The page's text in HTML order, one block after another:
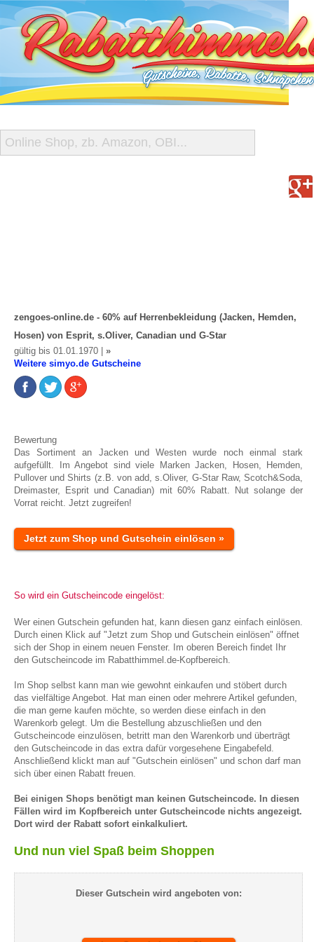
zengoes-online.de - 60% auf Herrenbekleidung (Jacken, Hemden,
Hosen) von Esprit, s.Oliver, Canadian und G-Star
gültig bis 01.01.1970 | »
Weitere simyo.de Gutscheine
Bewertung
Das Sortiment an Jacken und Westen wurde noch einmal stark
aufgefüllt. Im Angebot sind viele Marken Jacken, Hosen, Hemden,
Pullover und Shirts (z.B. von add, s.Oliver, G-Star Raw, Scotch&Soda,
Dreimaster, Esprit und Canadian) mit 60% Rabatt. Nut solange der
Vorrat reicht. Jetzt zugreifen!
Jetzt zum Shop und Gutschein einlösen »
So wird ein Gutscheincode eingelöst:
Wer einen Gutschein gefunden hat, kann diesen ganz einfach einlösen.
Durch einen Klick auf "Jetzt zum Shop und Gutschein einlösen" öffnet
sich der Shop in einem neuen Fenster. Im oberen Bereich findet Ihr
den Gutscheincode im Rabatthimmel.de-Kopfbereich.
Im Shop selbst kann man wie gewohnt einkaufen und stöbert durch
das vielfältige Angebot. Hat man einen oder mehrere Artikel gefunden,
die man gerne kaufen möchte, so werden diese einfach in den
Warenkorb gelegt. Um die Bestellung abzuschließen und den
Gutscheincode einzulösen, betritt man den Warenkorb und überträgt
den Gutscheincode in das extra dafür vorgesehene Eingabefeld.
Anschließend klickt man auf "Gutschein einlösen" und schon darf man
sich über einen Rabatt freuen.
Bei einigen Shops benötigt man keinen Gutscheincode. In diesen
Fällen wird im Kopfbereich unter Gutscheincode nichts angezeigt.
Dort wird der Rabatt sofort einkalkuliert.
Und nun viel Spaß beim Shoppen
Dieser Gutschein wird angeboten von: